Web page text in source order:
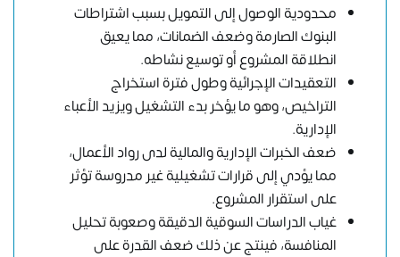
محدودية الوصول إلى التمويل بسبب اشتراطات
البنوك الصارمة وضعف الضمانات، مما يعيق
انطلاقة المشروع أو توسيع نشاطه.
التعقيدات الإجرائية وطول فترة استخراج
التراخيص، وهو ما يؤخر بدء التشغيل ويزيد الأعباء
الإدارية.
ضعف الخبرات الإدارية والمالية لدى رواد الأعمال،
مما يؤدي إلى قرارات تشغيلية غير مدروسة تؤثر
على استقرار المشروع.
غياب الدراسات السوقية الدقيقة وصعوبة تحليل
المنافسة، فينتج عن ذلك ضعف القدرة على